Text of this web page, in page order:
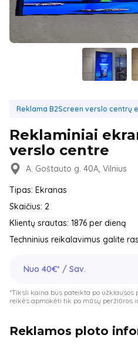
Reklama B2Screen verslo centrų
Reklaminiai
verslo centre
A. Goštauto g. 40A, Vilnius
Tipas: Ekranas
Skaičius: 2
Klientų srautas: 1876 per dieną
Techninius reikalavimus galite
Nuo 40€* / Sav.
*Tiksli kaina bus pateikta po
reikės apmokėti tik po mūsų peržiūros
Reklamos ploto